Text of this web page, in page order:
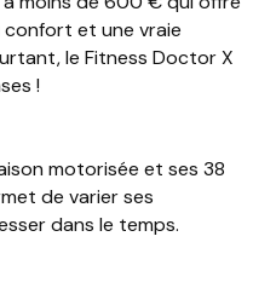
confort et une vraie
le Fitness Doctor X
!
motorisée et ses 38
de varier ses
dans le temps.